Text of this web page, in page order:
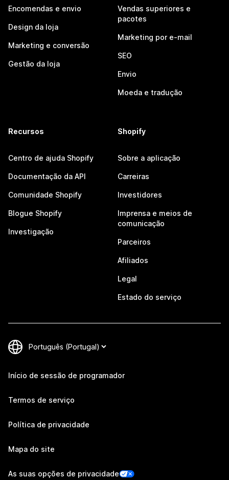
Encomendas e envio
Design da loja
Marketing e conversão
Gestão da loja
Vendas superiores e
pacotes
Marketing por e-mail
SEO
Envio
Moeda e tradução
Recursos
Centro de ajuda Shopify
Documentação da API
Comunidade Shopify
Blogue Shopify
Investigação
Shopify
Sobre a aplicação
Carreiras
Investidores
Imprensa e meios de
comunicação
Parceiros
Afiliados
Legal
Estado do serviço
Início de sessão de programador
Termos de serviço
Política de privacidade
Mapa do site
As suas opções de privacidade